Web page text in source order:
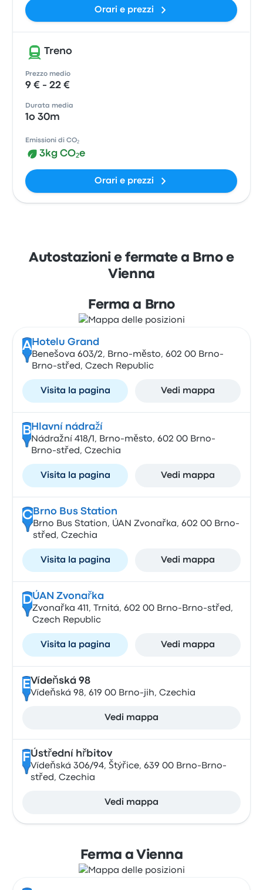
Orari e prezzi
Treno
Prezzo medio
9 € - 22 €
Durata media
1o 30m
Emissioni di CO₂
3kg CO₂e
Orari e prezzi
Autostazioni e fermate a Brno e
Vienna
Ferma a Brno
A Hotelu Grand
Benešova 603/2, Brno-město, 602 00 Brno-
Brno-střed, Czech Republic
Visita la pagina Vedi mappa
B Hlavní nádraží
Nádražní 418/1, Brno-město, 602 00 Brno-
Brno-střed, Czechia
Visita la pagina Vedi mappa
CBrno Bus Station
Brno Bus Station, ÚAN Zvonařka, 602 00 Brno-
střed, Czechia
Visita la pagina Vedi mappa
DÚAN Zvonařka
Zvonařka 411, Trnitá, 602 00 Brno-Brno-střed,
Czech Republic
Visita la pagina Vedi mappa
EVídeňská 98
Vídeňská 98, 619 00 Brno-jih, Czechia
Vedi mappa
F Ústřední hřbitov
Vídeňská 306/94, Štýřice, 639 00 Brno-Brno-
střed, Czechia
Vedi mappa
Ferma a Vienna